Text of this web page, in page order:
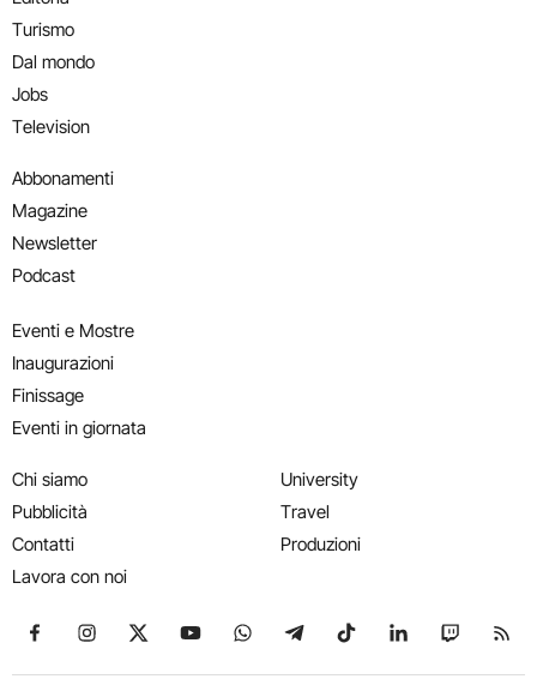
Turismo
Dal mondo
Jobs
Television
Abbonamenti
Magazine
Newsletter
Podcast
Eventi e Mostre
Inaugurazioni
Finissage
Eventi in giornata
Chi siamo
Pubblicità
Contatti
Lavora con noi
University
Travel
Produzioni
Seguici su Facebook
Seguici su Instagram
Seguici su X
Seguici su YouTube
Seguici su WhatsApp
Seguici su Telegram
Seguici su TikTok
Seguici su
Seguici